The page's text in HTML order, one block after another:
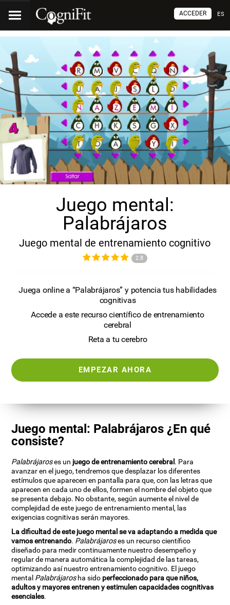
ES
ACCEDER
Juego mental:
Palabrájaros
Juego mental de entrenamiento cognitivo
2.8
Juega online a “Palabrájaros” y potencia tus habilidades
cognitivas
Accede a este recurso científico de entrenamiento
cerebral
Reta a tu cerebro
EMPEZAR AHORA
Juego mental: Palabrájaros ¿En qué
consiste?
Palabrájaroses un juego de entrenamiento cerebral. Para
avanzar en el juego, tendremos que desplazar los diferentes
estímulos que aparecen en pantalla para que, con las letras que
aparecen en cada uno de ellos, formen el nombre del objeto que
se presenta debajo. No obstante, según aumente el nivel de
complejidad de este juego de entrenamiento mental, las
exigencias cognitivas serán mayores.
La dificultad de este juego mental se va adaptando a medida que
vamos entrenando. Palabrájaroses un recurso científico
diseñado para medir continuamente nuestro desempeño y
regular de manera automática la complejidad de las tareas,
optimizando así nuestro entrenamiento cognitivo. El juego
mental Palabrájarosha sido perfeccionado para que niños,
adultos y mayores entrenen y estimulen capacidades cognitivas
esenciales.